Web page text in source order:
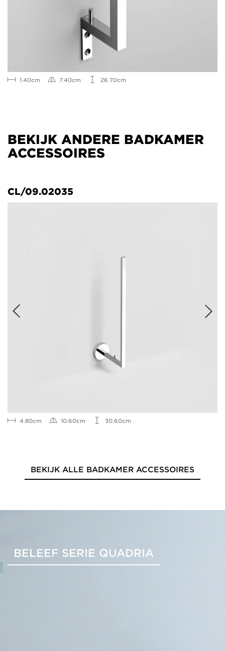
1.40cm 7.40cm 26.70cm
BEKIJK ANDERE BADKAMER
ACCESSOIRES
CL/09.02035
4.80cm 10.60cm 30.60cm
BEKIJK ALLE BADKAMER ACCESSOIRES
BELEEF SERIE QUADRIA